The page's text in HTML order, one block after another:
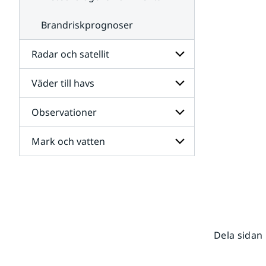
Brandriskprognoser
Radar och satellit
Undersidor
för
Radar
och
satellit
Väder till havs
Undersidor
för
Väder
till
havs
Observationer
Undersidor
för
Mark och vatten
Dela sidan